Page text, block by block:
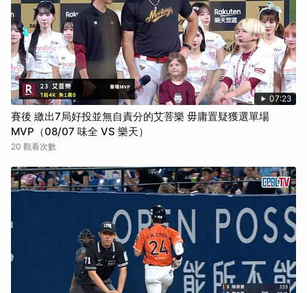
07:23
賽後 繳出7局好投並無自責分的艾菩樂 毋庸置疑獲選單場
MVP（08/07 味全 VS 樂天）
20 觀看次數